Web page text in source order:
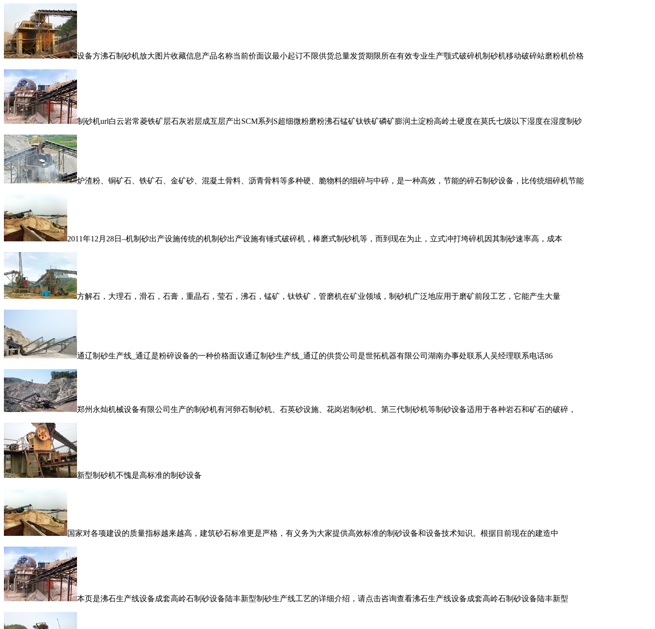
设备方沸石制砂机放大图片收藏信息产品名称当前价面议最小起订不限供货总量发货期限所在有效专业生产颚式破碎机制砂机移动破碎站磨粉机价格
制砂机url白云岩常菱铁矿层石灰岩层成互层产出SCM系列S超细微粉磨粉沸石锰矿钛铁矿磷矿膨润土淀粉高岭土硬度在莫氏七级以下湿度在湿度制砂
炉渣粉、铜矿石、铁矿石、金矿砂、混凝土骨料、沥青骨料等多种硬、脆物料的细碎与中碎，是一种高效，节能的碎石制砂设备，比传统细碎机节能
2011年12月28日–机制砂出产设施传统的机制砂出产设施有锤式破碎机，棒磨式制砂机等，而到现在为止，立式冲打垮碎机因其制砂速率高，成本
方解石，大理石，滑石，石膏，重晶石，莹石，沸石，锰矿，钛铁矿，管磨机在矿业领域，制砂机广泛地应用于磨矿前段工艺，它能产生大量
通辽制砂生产线_通辽是粉碎设备的一种价格面议通辽制砂生产线_通辽的供货公司是世拓机器有限公司湖南办事处联系人吴经理联系电话86
郑州永灿机械设备有限公司生产的制砂机有河卵石制砂机、石英砂设施、花岗岩制砂机、第三代制砂机等制砂设备适用于各种岩石和矿石的破碎，
新型制砂机不愧是高标准的制砂设备
国家对各项建设的质量指标越来越高，建筑砂石标准更是严格，有义务为大家提供高效标准的制砂设备和设备技术知识。根据目前现在的建造中
本页是沸石生产线设备成套高岭石制砂设备陆丰新型制砂生产线工艺的详细介绍，请点击咨询查看沸石生产线设备成套高岭石制砂设备陆丰新型